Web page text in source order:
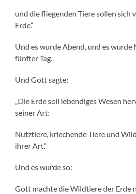
und die fliegenden Tiere sollen sich
Erde.“
Und es wurde Abend, und es wurde
fünfter Tag.
Und Gott sagte:
„Die Erde soll lebendiges Wesen
seiner Art:
Nutztiere, kriechende Tiere und
ihrer Art.“
Und es wurde so:
Gott machte die Wildtiere der Erde